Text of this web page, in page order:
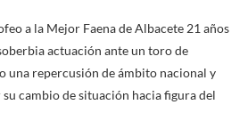
a la Mejor Faena de Albacete 21 años
actuación ante un toro de
una repercusión de ámbito nacional y
cambio de situación hacia figura del